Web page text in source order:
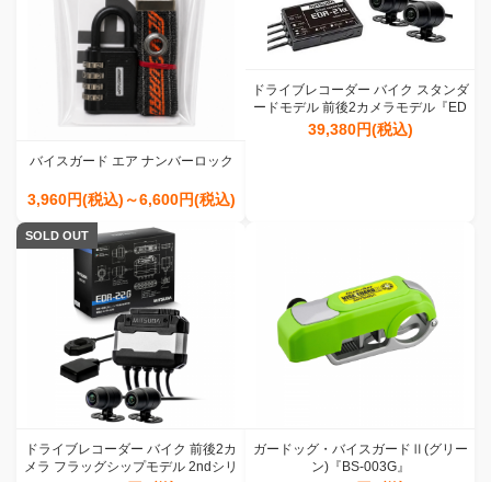
バイスガード エア ナンバーロック
3,960円(税込)～6,600円(税込)
ドライブレコーダー バイク スタンダ
ードモデル 前後2カメラモデル『ED
R-21α』
39,380円(税込)
SOLD OUT
ドライブレコーダー バイク 前後2カ
メラ フラッグシップモデル 2ndシリ
ガードッグ・バイスガードⅡ(グリー
ン)『BS-003G』